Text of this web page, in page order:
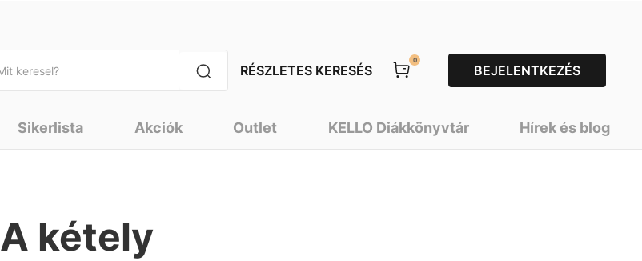
RÉSZLETES KERESÉS
0
BEJELENTKEZÉS
Sikerlista Akciók Outlet KELLO Diákkönyvtár Hírek és blog
A kétely